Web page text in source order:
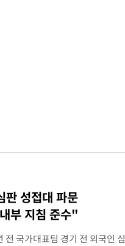
성접대 파문
부 지침 준수"
전 국가대표팀 경기 전 외국인 심